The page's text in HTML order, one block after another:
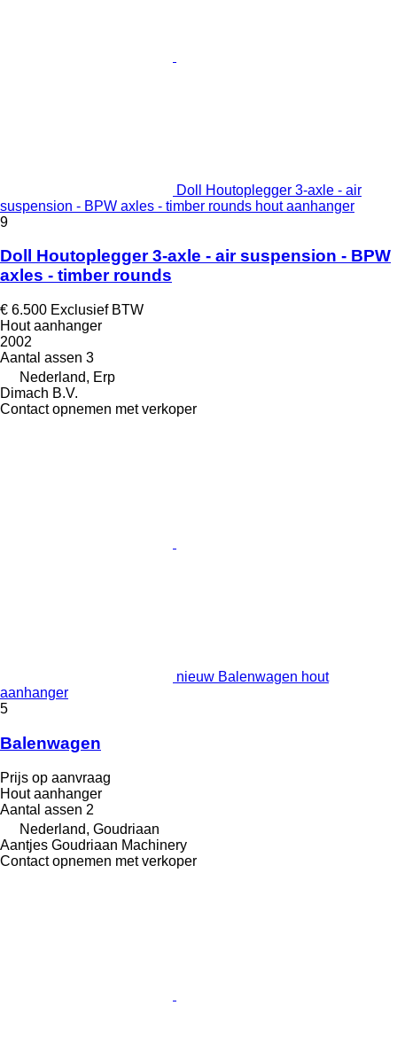
Doll Houtoplegger 3-axle - air
suspension - BPW axles - timber rounds hout aanhanger
9
Doll Houtoplegger 3-axle - air suspension - BPW
axles - timber rounds
€ 6.500 Exclusief BTW
Hout aanhanger
2002
Aantal assen 3
Nederland, Erp
Dimach B.V.
Contact opnemen met verkoper
nieuw Balenwagen hout
aanhanger
5
Balenwagen
Prijs op aanvraag
Hout aanhanger
Aantal assen 2
Nederland, Goudriaan
Aantjes Goudriaan Machinery
Contact opnemen met verkoper